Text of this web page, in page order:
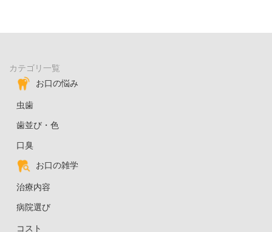
カテゴリ一覧
お口の悩み
虫歯
歯並び・色
口臭
お口の雑学
治療内容
病院選び
コスト